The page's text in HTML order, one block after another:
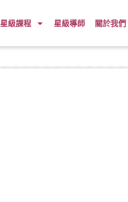
星級課程 星級導師 關於我們